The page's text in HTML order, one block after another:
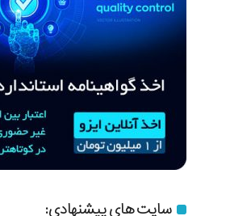
سایت های پیشنهادی: